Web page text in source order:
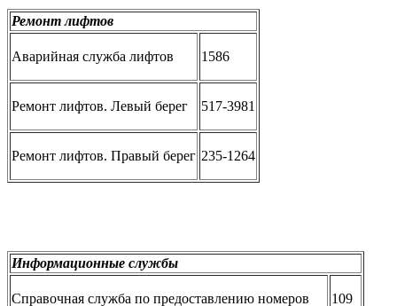
Ремонт лифтов
Аварийная служба лифтов 1586
Ремонт лифтов. Левый берег 517-3981
Ремонт лифтов. Правый берег 235-1264
Информационные службы
Справочная служба по предоставлению номеров 109